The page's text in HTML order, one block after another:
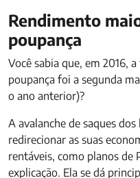
Rendimento
poupança
Você sabia que, em 2016,
poupança foi a segunda
o ano anterior)?
A avalanche de saques
redirecionar as suas
rentáveis, como planos de
explicação. Ela se dá